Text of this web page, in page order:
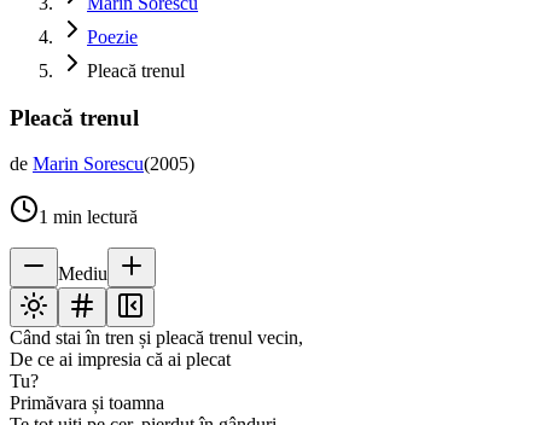
Poezie
Pleacă trenul
Pleacă trenul
de Marin Sorescu(2005)
1 min lectură
Mediu
Când stai în tren și pleacă trenul vecin,
De ce ai impresia că ai plecat
Tu?
Primăvara și toamna